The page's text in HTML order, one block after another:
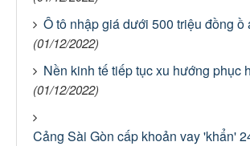
Ô tô nhập giá dưới 500 triệu đồng ồ
(01/12/2022)
Nền kinh tế tiếp tục xu hướng phục
(01/12/2022)
Cảng Sài Gòn cấp khoản vay 'khẩn'